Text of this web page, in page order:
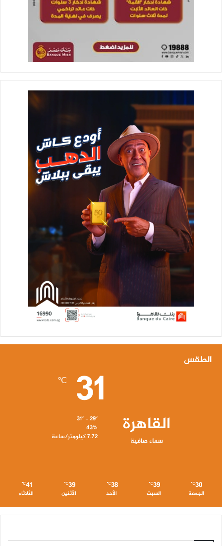
الطقس
القاهرة
سماء صافية
31
℃
43%
7.72 كيلومتر/ساعة
30
℃
الجمعة
39
℃
السبت
38
℃
الأحد
39
℃
الأثنين
41
℃
الثلاثاء